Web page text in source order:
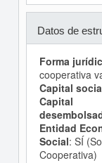
Datos de
Forma
cooperativa
Capital
Capital
Entidad
Social: SÍ
Cooperativa)